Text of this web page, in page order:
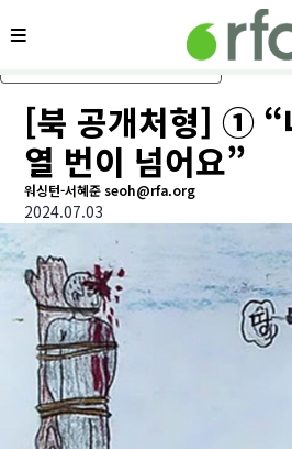
메인 콘텐츠로 건너뛰기
메뉴
[북 공개처형] ① “
열 번이 넘어요”
워싱턴-서혜준 seoh@rfa.org
2024.07.03